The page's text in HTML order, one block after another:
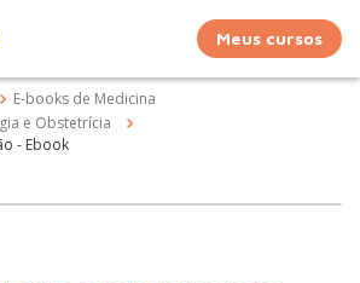
Meus cursos
E-books de Medicina
e Obstetrícia
- Ebook